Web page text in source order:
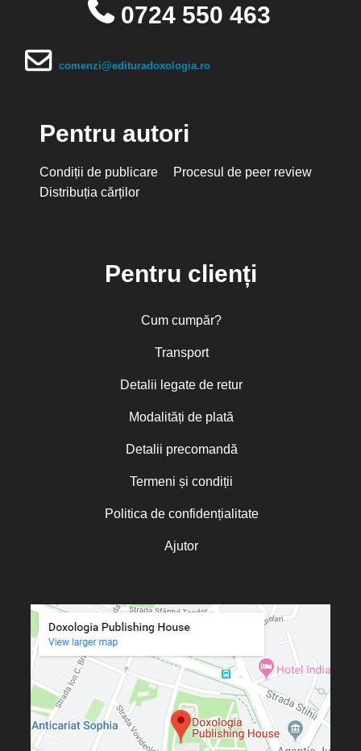
0724 550 463
comenzi@edituradoxologia.ro
Pentru autori
Condiții de publicare
Procesul de peer review
Distribuția cărților
Pentru clienți
Cum cumpăr?
Transport
Detalii legate de retur
Modalități de plată
Detalii precomandă
Termeni și condiții
Politica de confidențialitate
Ajutor